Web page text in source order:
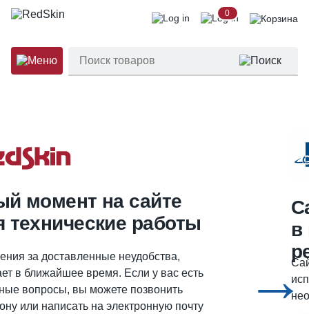
0
момент на сайте
технические работы
за доставленные неудобства,
в ближайшее время. Если у вас есть
вопросы, вы можете позвонить
или написать на электронную почту
→
в